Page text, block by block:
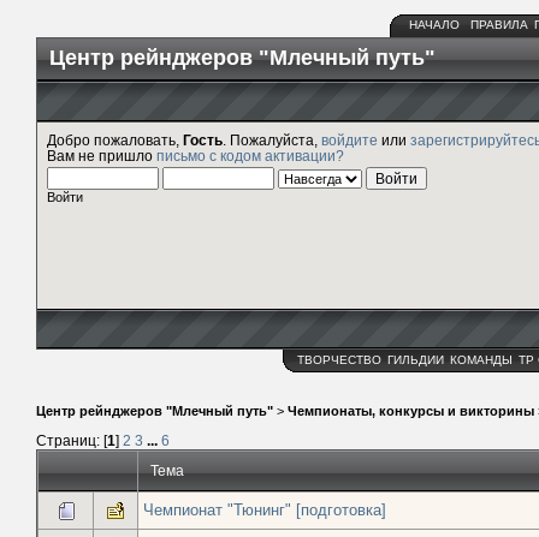
НАЧАЛО ПРАВИЛА
Центр рейнджеров "Млечный путь"
Добро пожаловать, Гость . Пожалуйста, войдите или
Вам не пришло письмо с кодом активации?
Войти
ТВОРЧЕСТВО ГИЛЬДИИ КОМАНДЫ ТР
Центр рейнджеров "Млечный путь" > Чемпионаты, конкурсы и викторины
Страниц: [1] 2 3 ... 6
Тема
Чемпионат "Тюнинг" [подготовка]